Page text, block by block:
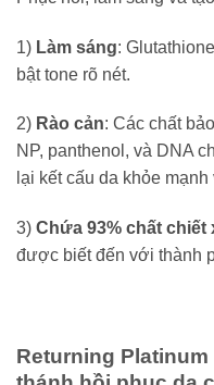
1) Làm sáng:
bật tone rõ nét.
2) Rào cản: Các chất
NP, panthenol, và DNA
lại kết cấu da khỏe
3) Chứa 93% chất chiết
được biết đến với thành
Returning Platinum